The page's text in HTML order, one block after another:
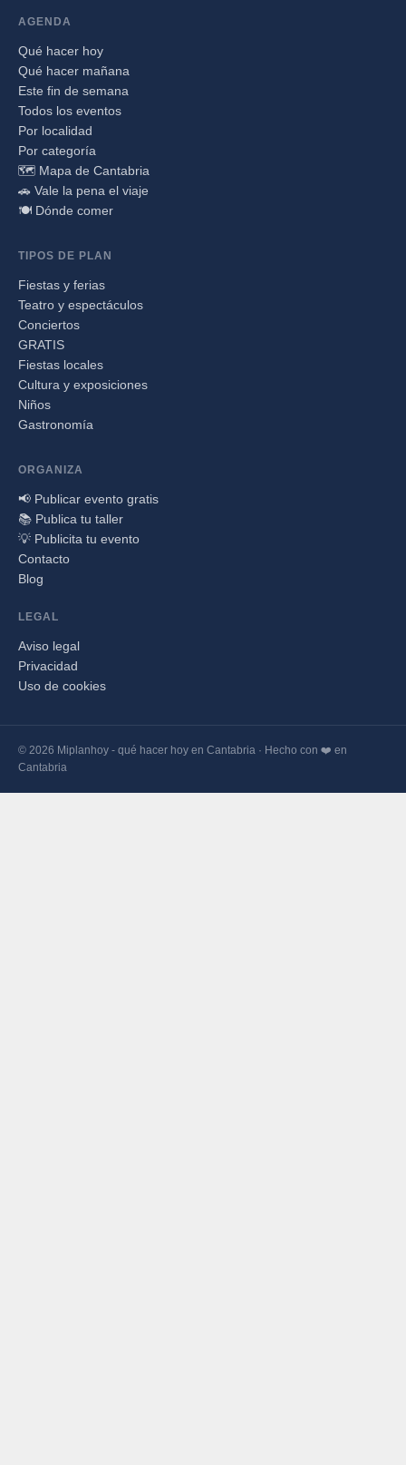
AGENDA
Qué hacer hoy
Qué hacer mañana
Este fin de semana
Todos los eventos
Por localidad
Por categoría
🗺️ Mapa de Cantabria
🚗 Vale la pena el viaje
🍽️ Dónde comer
TIPOS DE PLAN
Fiestas y ferias
Teatro y espectáculos
Conciertos
GRATIS
Fiestas locales
Cultura y exposiciones
Niños
Gastronomía
ORGANIZA
📢 Publicar evento gratis
📚 Publica tu taller
💡 Publicita tu evento
Contacto
Blog
LEGAL
Aviso legal
Privacidad
Uso de cookies
© 2026 Miplanhoy - qué hacer hoy en Cantabria · Hecho con ❤️ en
Cantabria